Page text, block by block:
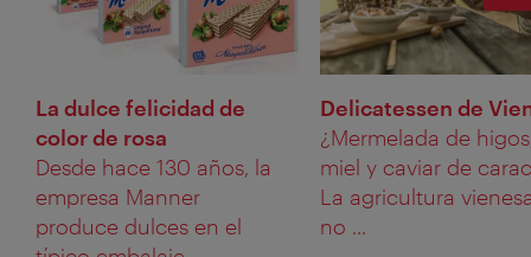
La dulce felicidad de
color de rosa
Desde hace 130 años, la
empresa Manner
produce dulces en el
Delicatessen de
¿Mermelada de
miel y caviar de
La agricultura
no ...